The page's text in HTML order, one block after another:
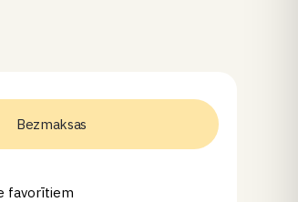
Bezmaksas
favorītiem